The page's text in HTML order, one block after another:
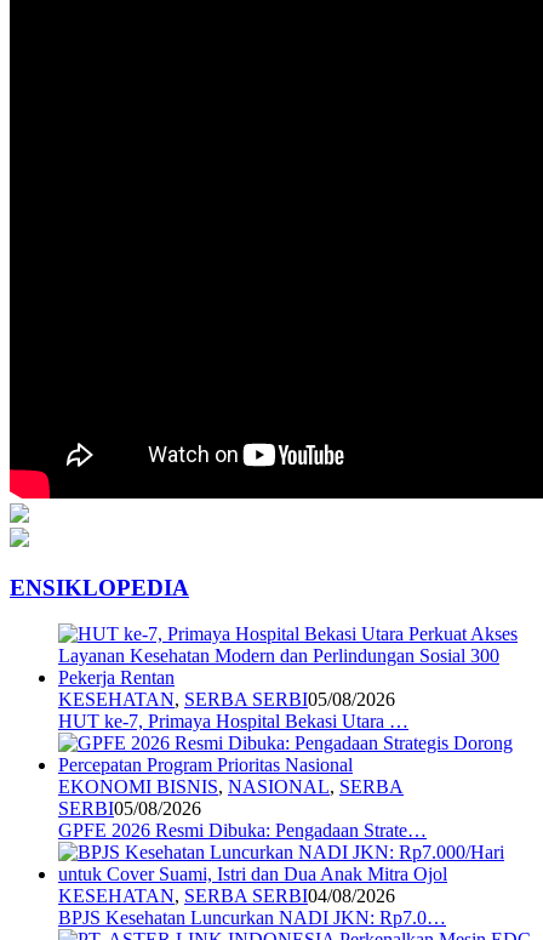
ENSIKLOPEDIA
KESEHATAN, SERBA SERBI05/08/2026
HUT ke-7, Primaya Hospital Bekasi Utara …
EKONOMI BISNIS, NASIONAL, SERBA
SERBI05/08/2026
GPFE 2026 Resmi Dibuka: Pengadaan Strate…
KESEHATAN, SERBA SERBI04/08/2026
BPJS Kesehatan Luncurkan NADI JKN: Rp7.0…